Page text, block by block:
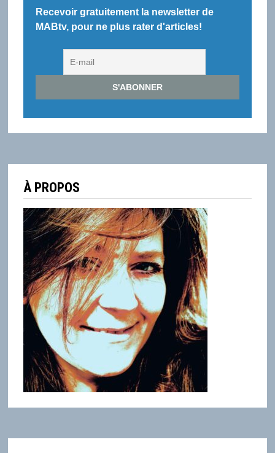
Recevoir gratuitement la newsletter de
MABtv, pour ne plus rater d'articles!
À PROPOS